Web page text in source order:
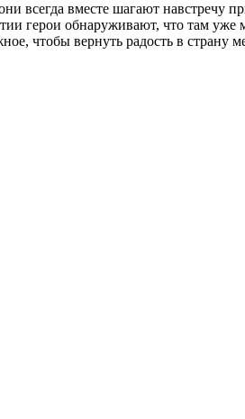
вместе шагают навстречу
герои обнаруживают, что там
чтобы вернуть радость в страну